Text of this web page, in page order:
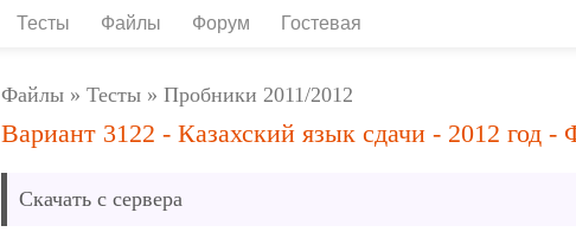
Тесты Файлы Форум Гостевая
Файлы »Тесты »Пробники 2011/2012
Вариант 3122 - Казахский язык сдачи - 2012 год -
Скачать с сервера